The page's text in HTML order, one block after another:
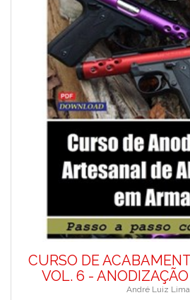
CURSO DE
VOL. 6 -
André Luiz Lima